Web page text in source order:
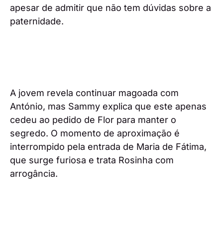
apesar de admitir que não tem dúvidas sobre a
paternidade.
A jovem revela continuar magoada com
António, mas Sammy explica que este apenas
cedeu ao pedido de Flor para manter o
segredo. O momento de aproximação é
interrompido pela entrada de Maria de Fátima,
que surge furiosa e trata Rosinha com
arrogância.